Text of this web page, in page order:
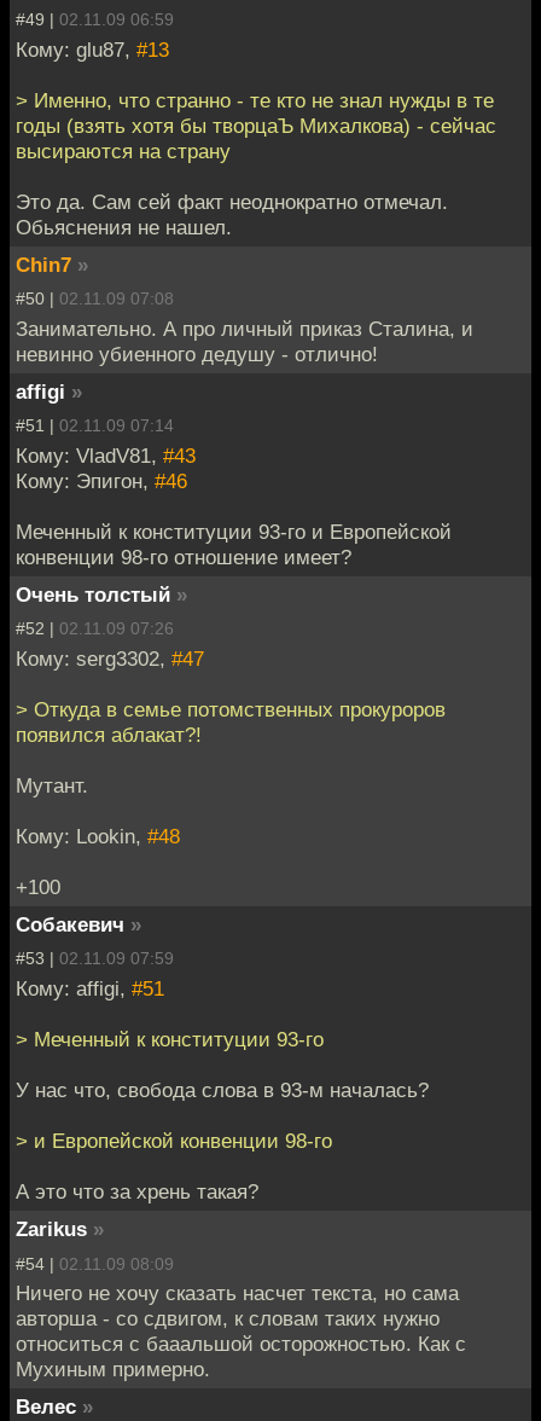
#49 | 02.11.09 06:59
Кому: glu87, #13
> Именно, что странно - те кто не знал нужды в те
годы (взять хотя бы творцаЪ Михалкова) - сейчас
высираются на страну
Это да. Сам сей факт неоднократно отмечал.
Обьяснения не нашел.
Chin7 »
#50 | 02.11.09 07:08
Занимательно. А про личный приказ Сталина, и
невинно убиенного дедушу - отлично!
affigi »
#51 | 02.11.09 07:14
Кому: VladV81, #43
Кому: Эпигон, #46
Меченный к конституции 93-го и Европейской
конвенции 98-го отношение имеет?
Очень толстый »
#52 | 02.11.09 07:26
Кому: serg3302, #47
> Откуда в семье потомственных прокуроров
появился аблакат?!
Мутант.
Кому: Lookin, #48
+100
Собакевич »
#53 | 02.11.09 07:59
Кому: affigi, #51
> Меченный к конституции 93-го
У нас что, свобода слова в 93-м началась?
> и Европейской конвенции 98-го
А это что за хрень такая?
Zarikus »
#54 | 02.11.09 08:09
Ничего не хочу сказать насчет текста, но сама
авторша - со сдвигом, к словам таких нужно
относиться с бааальшой осторожностью. Как с
Мухиным примерно.
Велес »